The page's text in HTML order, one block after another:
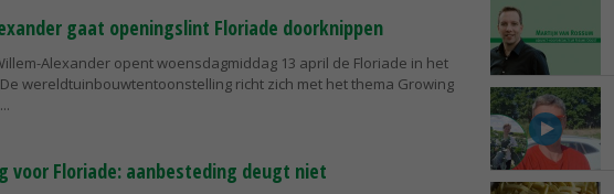
gaat openingslint Floriade doorknippen
Alexander opent woensdagmiddag 13 april de Floriade in het
wereldtuinbouwtentoonstelling richt zich met het thema Growing
voor Floriade: aanbesteding deugt niet